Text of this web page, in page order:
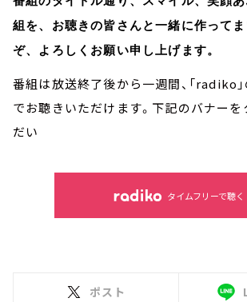
組を、お聴きの皆さんと一緒に作って
ぞ、よろしくお願い申し上げます。
番組は放送終了後から一週間、「radiko
でお聴きいただけます。下記のバナーを
だい
タイムフリーで聴く
ポスト